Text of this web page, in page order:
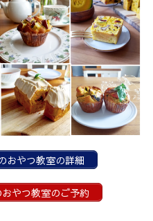
おやつ教室の詳細
やつ教室のご予約